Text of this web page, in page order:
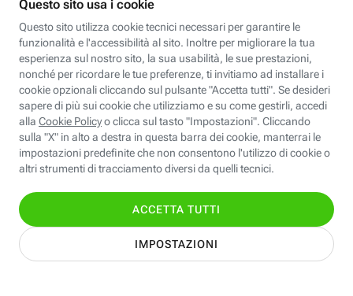
CFFC<TagID>
CM 1 giorno
Identifica se
ricontrollare
corrispondenti
(impostata da
CM14 14 giorni
Identifica se
ricontrollare
corrispondenti
(impostata da
pagine
EBFC<BannerID> 7 giorni
Identifica la
banner
Identifica la